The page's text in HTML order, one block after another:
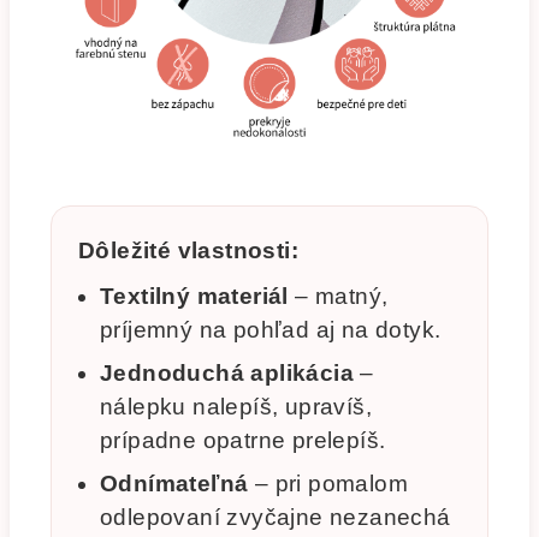
Dôležité vlastnosti:
Textilný materiál – matný,
príjemný na pohľad aj na dotyk.
Jednoduchá aplikácia –
nálepku nalepíš, upravíš,
prípadne opatrne prelepíš.
Odnímateľná – pri pomalom
odlepovaní zvyčajne nezanechá